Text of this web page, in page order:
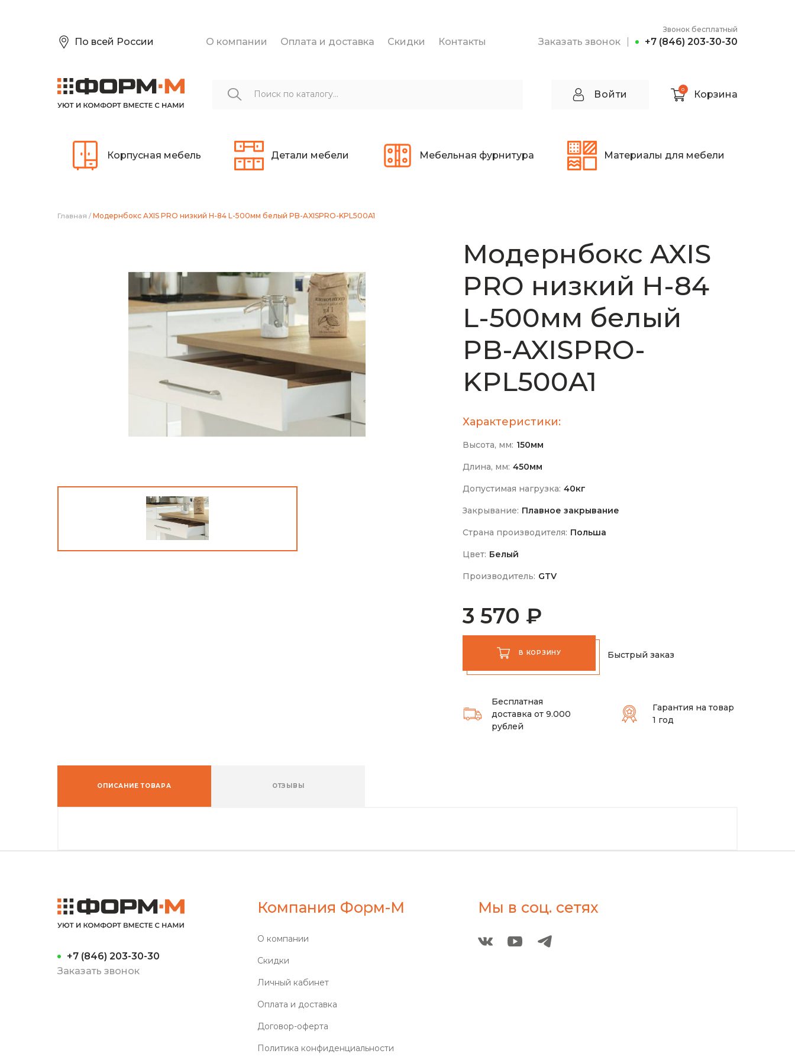
По всей России О компании Оплата и доставка Скидки Контакты Заказать звонок
Звонок бесплатный
+7 (846) 203-30-30
Войти 0 Корзина
Корпусная мебель Детали мебели Мебельная фурнитура Материалы для мебели
Главная / Модернбокс AXIS PRO низкий H-84 L-500мм белый PB-AXISPRO-KPL500A1
Модернбокс AXIS
PRO низкий H-84
L-500мм белый
PB-AXISPRO-
KPL500A1
Характеристики:
Высота, мм: 150мм
Длина, мм: 450мм
Допустимая нагрузка: 40кг
Закрывание: Плавное закрывание
Страна производителя: Польша
Цвет: Белый
Производитель: GTV
3 570 ₽
В КОРЗИНУ Быстрый заказ
Бесплатная
доставка от 9.000
рублей
Гарантия на товар
1 год
ОПИСАНИЕ ТОВАРА ОТЗЫВЫ
+7 (846) 203-30-30
Заказать звонок
Компания Форм-М
О компании
Скидки
Личный кабинет
Оплата и доставка
Договор-оферта
Политика конфиденциальности
Мы в соц. сетях